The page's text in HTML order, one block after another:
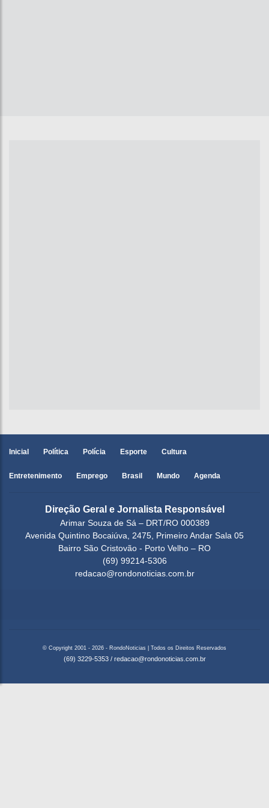
Inicial Política Polícia Esporte Cultura
Entretenimento Emprego Brasil Mundo Agenda
Direção Geral e Jornalista Responsável
Arimar Souza de Sá – DRT/RO 000389
Avenida Quintino Bocaiúva, 2475, Primeiro Andar Sala 05
Bairro São Cristovão - Porto Velho – RO
(69) 99214-5306
redacao@rondonoticias.com.br
© Copyright 2001 - 2026 - RondoNoticias | Todos os Direitos Reservados
(69) 3229-5353 / redacao@rondonoticias.com.br